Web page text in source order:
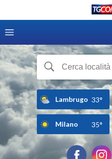
Lambrugo 33°
Milano 35°